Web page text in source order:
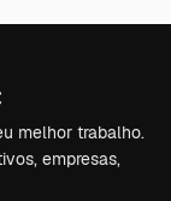
melhor trabalho.
empresas,